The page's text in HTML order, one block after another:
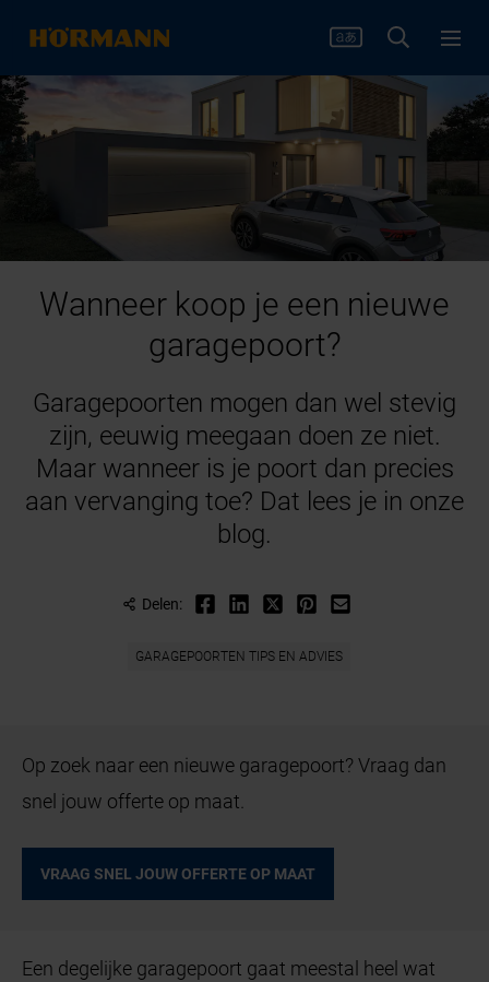
Wanneer koop je een nieuwe
garagepoort?
Garagepoorten mogen dan wel stevig
zijn, eeuwig meegaan doen ze niet.
Maar wanneer is je poort dan precies
aan vervanging toe? Dat lees je in onze
blog.
Delen:
GARAGEPOORTEN TIPS EN ADVIES
Op zoek naar een nieuwe garagepoort? Vraag dan
snel jouw offerte op maat.
VRAAG SNEL JOUW OFFERTE OP MAAT
Een degelijke garagepoort gaat meestal heel wat